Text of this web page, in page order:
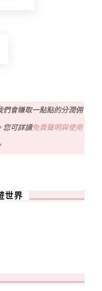
們會賺取一點點的分潤佣
您可詳讀免責聲明與使用
世界